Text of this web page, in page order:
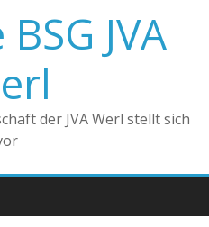
JVA
der JVA Werl stellt sich